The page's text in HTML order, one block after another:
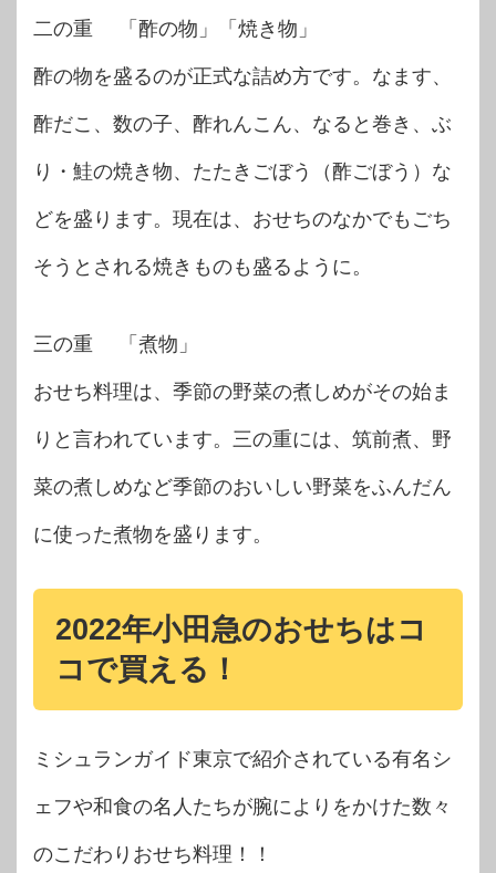
二の重 「酢の物」「焼き物」
酢の物を盛るのが正式な詰め方です。なます、
酢だこ、数の子、酢れんこん、なると巻き、ぶ
り・鮭の焼き物、たたきごぼう（酢ごぼう）な
どを盛ります。現在は、おせちのなかでもごち
そうとされる焼きものも盛るように。
三の重 「煮物」
おせち料理は、季節の野菜の煮しめがその始ま
りと言われています。三の重には、筑前煮、野
菜の煮しめなど季節のおいしい野菜をふんだん
に使った煮物を盛ります。
2022年小田急のおせちはコ
コで買える！
ミシュランガイド東京で紹介されている有名シ
ェフや和食の名人たちが腕によりをかけた数々
のこだわりおせち料理！！